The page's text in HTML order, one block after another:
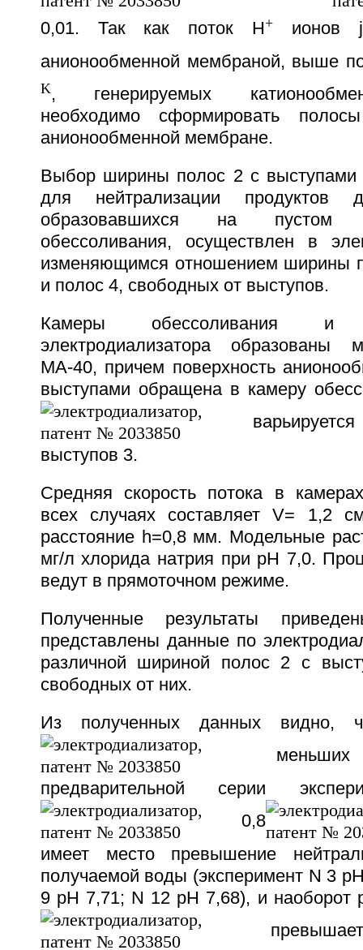
0,01. Так как поток Н+
ионов j
анионообменной мембраной, выше
K, генерируемых
необходимо сформировать
анионообменной мембране.
Выбор ширины полос 2 с выступами
для нейтрализации продуктов
образовавшихся на пустом
обессоливания, осуществлен в
изменяющимся отношением ширины
и полос 4, свободных от выступов.
Камеры обессоливания и
электродиализатора образованы
МА-40, причем поверхность
выступами обращена в камеру
выступов 3.
Средняя скорость потока в
всех случаях составляет V= 1,2
расстояние h=0,8 мм. Модельные
мг/л хлорида натрия при pH 7,0.
ведут в прямоточном режиме.
Полученные результаты
представлены данные по
различной шириной полос 2 с
свободных от них.
Из полученных данных видно,
меньших
предварительной серии
0,8
имеет место превышение
получаемой воды (эксперимент N 3
9 pH 7,71; N 12 pH 7,68), и наоборот